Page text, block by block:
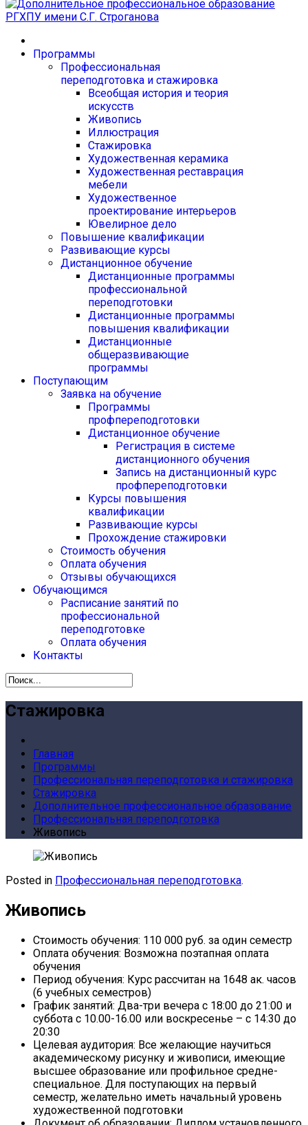
Программы
Профессиональная
переподготовка и стажировка
Всеобщая история и теория
искусств
Живопись
Иллюстрация
Стажировка
Художественная керамика
Художественная реставрация
мебели
Художественное
проектирование интерьеров
Ювелирное дело
Повышение квалификации
Развивающие курсы
Дистанционное обучение
Дистанционные программы
профессиональной
переподготовки
Дистанционные программы
повышения квалификации
Дистанционные
общеразвивающие
программы
Поступающим
Заявка на обучение
Программы
профпереподготовки
Дистанционное обучение
Регистрация в системе
дистанционного обучения
Запись на дистанционный курс
профпереподготовки
Курсы повышения
квалификации
Развивающие курсы
Прохождение стажировки
Стоимость обучения
Оплата обучения
Отзывы обучающихся
Обучающимся
Расписание занятий по
профессиональной
переподготовке
Оплата обучения
Контакты
Стажировка
Главная
Программы
Профессиональная переподготовка и стажировка
Стажировка
Дополнительное профессиональное образование
Профессиональная переподготовка
Живопись
Posted in Профессиональная переподготовка.
Живопись
Стоимость обучения: 110 000 руб. за один семестр
Оплата обучения: Возможна поэтапная оплата
обучения
Период обучения: Курс рассчитан на 1648 ак. часов
(6 учебных семестров)
График занятий: Два-три вечера с 18:00 до 21:00 и
суббота с 10.00-16.00 или воскресенье – с 14:30 до
20:30
Целевая аудитория: Все желающие научиться
академическому рисунку и живописи, имеющие
высшее образование или профильное средне-
специальное. Для поступающих на первый
семестр, желательно иметь начальный уровень
художественной подготовки